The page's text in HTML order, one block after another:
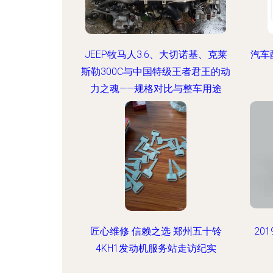
JEEP牧马人3.6、大切诺基、克莱
斯勒300C与中国特级王者君王的动
力之魂——规格对比与整车用途
汽车
匠心维修 信赖之选 郑州五十铃
4KH1发动机服务站走访纪实